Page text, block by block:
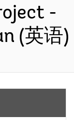
-
(英语)